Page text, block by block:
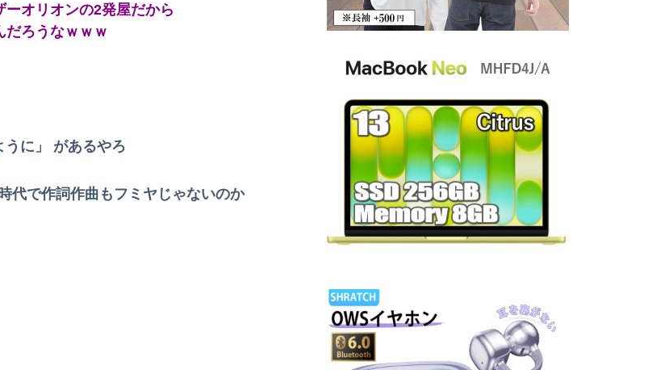
ち切り伝えられ市職員を脅す
オリオンの2発屋だから
だろうなｗｗｗ
うに」 があるやろ
代で作詞作曲もフミヤじゃないのか